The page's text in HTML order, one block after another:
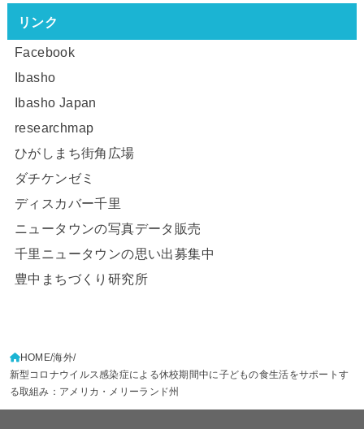
リンク
Facebook
Ibasho
Ibasho Japan
researchmap
ひがしまち街角広場
ダチケンゼミ
ディスカバー千里
ニュータウンの写真データ販売
千里ニュータウンの思い出募集中
豊中まちづくり研究所
HOME 海外
新型コロナウイルス感染症による休校期間中に子どもの食生活をサポートす
る取組み：アメリカ・メリーランド州